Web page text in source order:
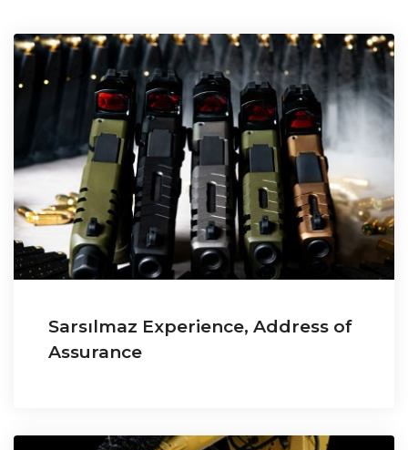
Sarsılmaz Experience, Address of
Assurance